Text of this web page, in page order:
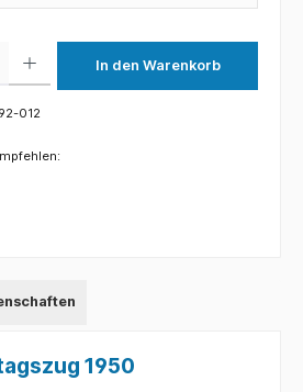
In den Warenkorb
012
1950